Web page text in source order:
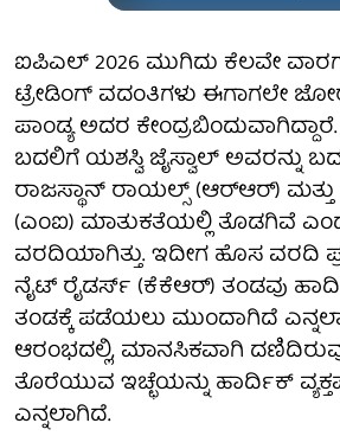
ಐಪಿಎಲ್ 2026 ಮುಗಿದು ಕೆಲವೇ
ಟ್ರೇಡಿಂಗ್ ವದಂತಿಗಳು ಈಗಾಗಲೇ
ಪಾಂಡ್ಯ ಅದರ
ಬದಲಿಗೆ ಯಶಸ್ವಿ ಜೈಸ್ವಾಲ್ ಅವರನ್ನು
ರಾಜಸ್ಥಾನ್ ರಾಯಲ್ಸ್ (ಆರ್‌ಆರ್)
(ಎಂಐ) ಮಾತುಕತೆಯಲ್ಲಿ ತೊಡಗಿವೆ
ವರದಿಯಾಗಿತ್ತು. ಇದೀಗ ಹೊಸ ವರದಿ
ನೈಟ್ ರೈಡರ್ಸ್ (ಕೆಕೆಆರ್) ತಂಡವು
ತಂಡಕ್ಕೆ ಪಡೆಯಲು ಮುಂದಾಗಿದೆ
ಆರಂಭದಲ್ಲಿ, ಮಾನಸಿಕವಾಗಿ
ತೊರೆಯುವ ಇಚ್ಛೆಯನ್ನು ಹಾರ್ದಿಕ್
ಎನ್ನಲಾಗಿದೆ.